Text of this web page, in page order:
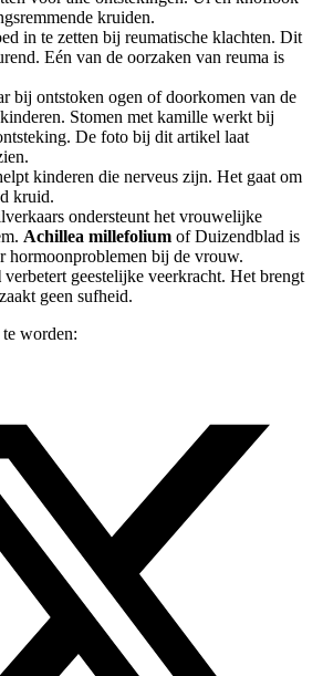
kruiden.
in te zetten bij reumatische klachten. Dit
Eén van de oorzaken van reuma is
bij ontstoken ogen of doorkomen van de
Stomen met kamille werkt bij
De foto bij dit artikel laat
kinderen die nerveus zijn. Het gaat om
kruid.
ondersteunt het vrouwelijke
Achillea millefolium of Duizendblad is
hormoonproblemen bij de vrouw.
verbetert geestelijke veerkracht. Het brengt
geen sufheid.
worden: